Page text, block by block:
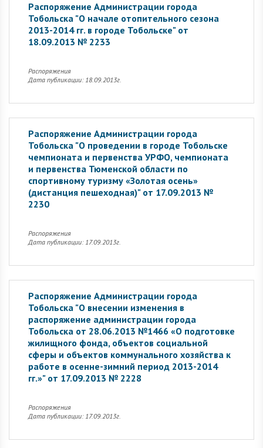
Распоряжение Администрации города
Тобольска "О начале отопительного сезона
2013-2014 гг. в городе Тобольске" от
18.09.2013 № 2233
Распоряжения
Дата публикации: 18.09.2013г.
Распоряжение Администрации города
Тобольска "О проведении в городе Тобольске
чемпионата и первенства УРФО, чемпионата
и первенства Тюменской области по
спортивному туризму «Золотая осень»
(дистанция пешеходная)" от 17.09.2013 №
2230
Распоряжения
Дата публикации: 17.09.2013г.
Распоряжение Администрации города
Тобольска "О внесении изменения в
распоряжение администрации города
Тобольска от 28.06.2013 №1466 «О подготовке
жилищного фонда, объектов социальной
сферы и объектов коммунального хозяйства к
работе в осенне-зимний период 2013-2014
гг.»" от 17.09.2013 № 2228
Распоряжения
Дата публикации: 17.09.2013г.